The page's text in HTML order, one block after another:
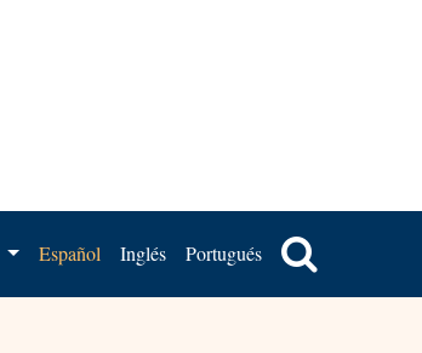
Español Inglés Portugués